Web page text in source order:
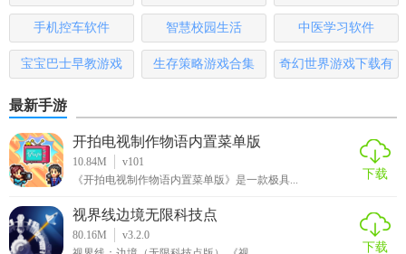
版
手机控车软件 智慧校园生活 中医学习软件
宝宝巴士早教游戏 生存策略游戏合集
奇幻世界游戏下载有
最新手游
开拍电视制作物语内置菜单版
10.84M
v101
《开拍电视制作物语内置菜单版》是一款极具...
下载
视界线边境无限科技点
80.16M
v3.2.0
下载